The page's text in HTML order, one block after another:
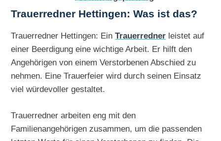
Trauerredner Hettingen: Was ist das?
Trauerredner Hettingen: EinTrauerredner leistet auf
einer Beerdigung eine wichtige Arbeit. Er hilft den
Angehörigen von einem Verstorbenen Abschied zu
nehmen. Eine Trauerfeier wird durch seinen Einsatz
viel würdevoller gestaltet.
Trauerredner arbeiten eng mit den
Familienangehörigen zusammen, um die passenden